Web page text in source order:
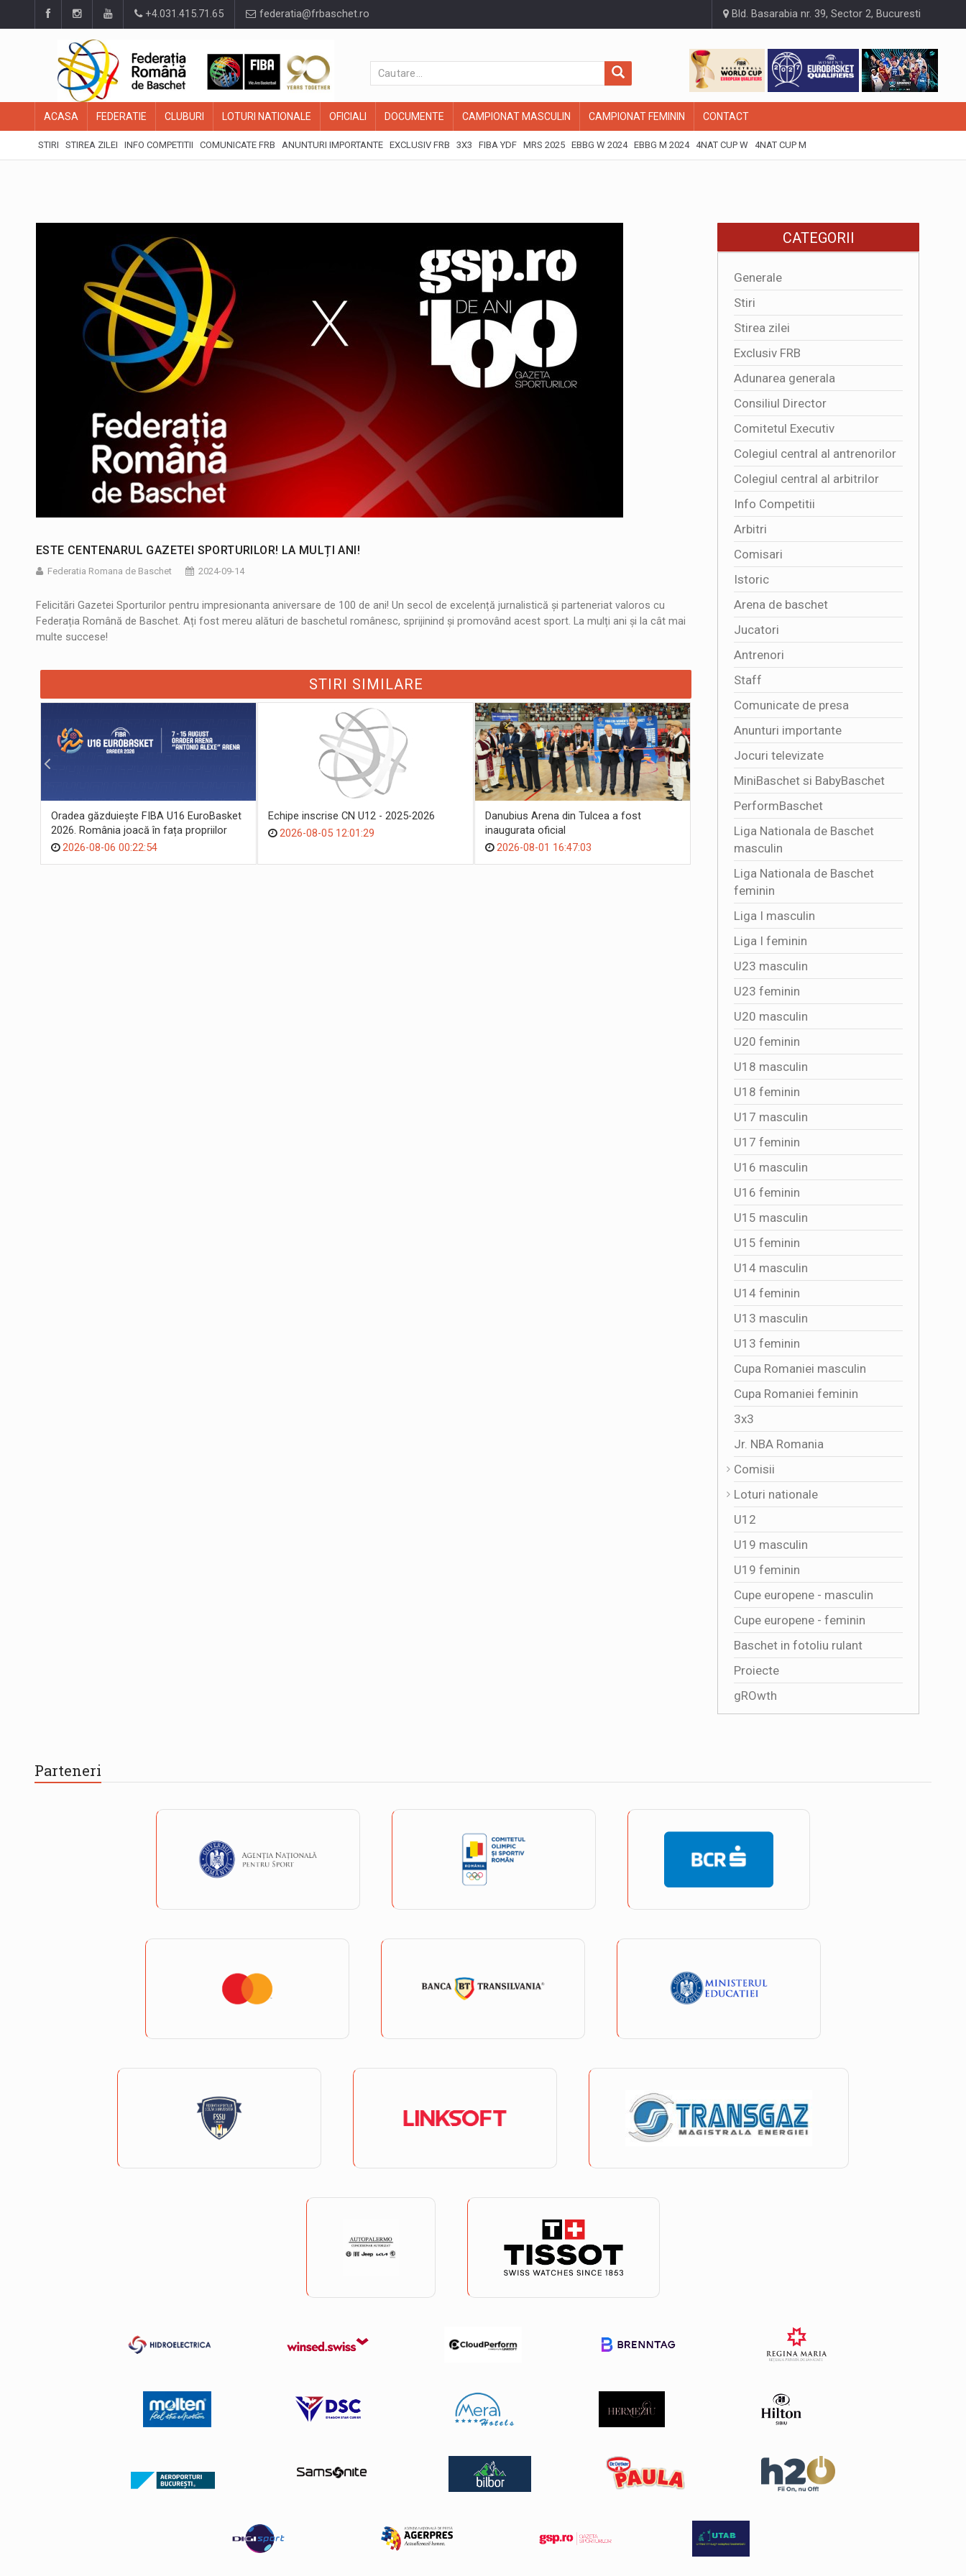
+4.031.415.71.65 federatia@frbaschet.ro Bld. Basarabia nr. 39, Sector 2, Bucuresti
ACASA FEDERATIE CLUBURI LOTURI NATIONALE OFICIALI DOCUMENTE CAMPIONAT MASCULIN CAMPIONAT FEMININ CONTACT
STIRI STIREA ZILEI INFO COMPETITII COMUNICATE FRB ANUNTURI IMPORTANTE EXCLUSIV FRB 3X3 FIBA YDF MRS 2025 EBBG W 2024 EBBG M 2024 4NAT CUP W 4NAT CUP M
ESTE CENTENARUL GAZETEI SPORTURILOR! LA MULȚI ANI!
Federatia Romana de Baschet 2024-09-14
Felicitări Gazetei Sporturilor pentru impresionanta aniversare de 100 de ani! Un secol de excelență jurnalistică și parteneriat valoros cu
Federația Română de Baschet. Ați fost mereu alături de baschetul românesc, sprijinind și promovând acest sport. La mulți ani și la cât mai
multe succese!
STIRI SIMILARE
Oradea găzduiește FIBA U16 EuroBasket
2026. România joacă în fața propriilor
suporteri
2026-08-06 00:22:54
Echipe inscrise CN U12 - 2025-2026
2026-08-05 12:01:29
Danubius Arena din Tulcea a fost
inaugurata oficial
2026-08-01 16:47:03
4341 DE SPECTATORI ALATURI DE
TRICOLORE
2026-08-01 16:50:01
CATEGORII
Generale
Stiri
Stirea zilei
Exclusiv FRB
Adunarea generala
Consiliul Director
Comitetul Executiv
Colegiul central al antrenorilor
Colegiul central al arbitrilor
Info Competitii
Arbitri
Comisari
Istoric
Arena de baschet
Jucatori
Antrenori
Staff
Comunicate de presa
Anunturi importante
Jocuri televizate
MiniBaschet si BabyBaschet
PerformBaschet
Liga Nationala de Baschet
masculin
Liga Nationala de Baschet
feminin
Liga I masculin
Liga I feminin
U23 masculin
U23 feminin
U20 masculin
U20 feminin
U18 masculin
U18 feminin
U17 masculin
U17 feminin
U16 masculin
U16 feminin
U15 masculin
U15 feminin
U14 masculin
U14 feminin
U13 masculin
U13 feminin
Cupa Romaniei masculin
Cupa Romaniei feminin
3x3
Jr. NBA Romania
Comisii
Loturi nationale
U12
U19 masculin
U19 feminin
Cupe europene - masculin
Cupe europene - feminin
Baschet in fotoliu rulant
Proiecte
gROwth
Parteneri